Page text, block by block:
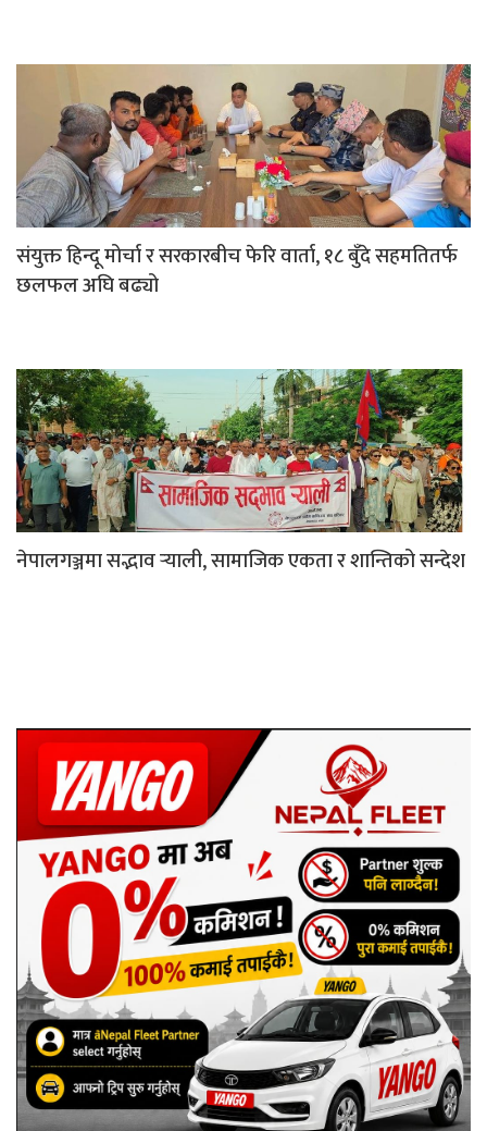
संयुक्त हिन्दू मोर्चा र सरकारबीच फेरि वार्ता, १८ बुँदे सहमतितर्फ
छलफल अघि बढ्यो
नेपालगञ्जमा सद्भाव र्‍याली, सामाजिक एकता र शान्तिको सन्देश